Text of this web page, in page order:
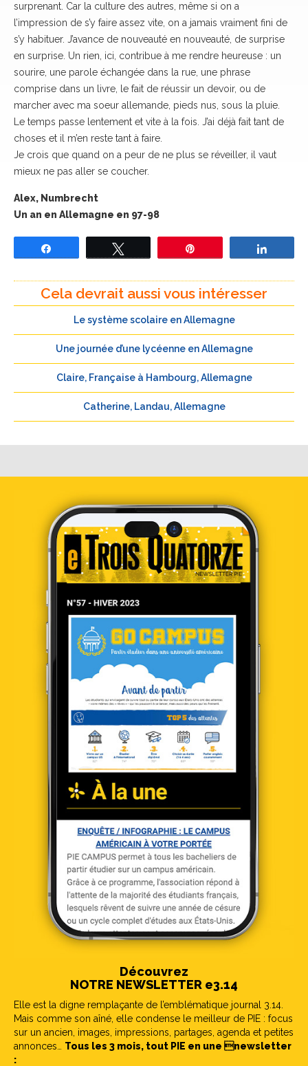
surprenant. Car la culture des autres, même si on a
l’impression de s’y faire assez vite, on a jamais vraiment fini de
s’y habituer. J’avance de nouveauté en nouveauté, de surprise
en surprise. Un rien, ici, contribue à me rendre heureuse : un
sourire, une parole échangée dans la rue, une phrase
comprise dans un livre, le fait de réussir un devoir, ou de
marcher avec ma soeur allemande, pieds nus, sous la pluie.
Le temps passe lentement et vite à la fois. J’ai déjà fait tant de
choses et il m’en reste tant à faire.
Je crois que quand on a peur de ne plus se réveiller, il vaut
mieux ne pas aller se coucher.
Alex, Numbrecht
Un an en Allemagne en 97-98
Cela devrait aussi vous intéresser
Le système scolaire en Allemagne
Une journée d’une lycéenne en Allemagne
Claire, Française à Hambourg, Allemagne
Catherine, Landau, Allemagne
Découvrez
NOTRE NEWSLETTER e3.14
Elle est la digne remplaçante de l’emblématique journal 3.14.
Mais comme son aîné, elle condense le meilleur de PIE : focus
sur un ancien, images, impressions, partages, agenda et petites
annonces… Tous les 3 mois, tout PIE en une newsletter
: